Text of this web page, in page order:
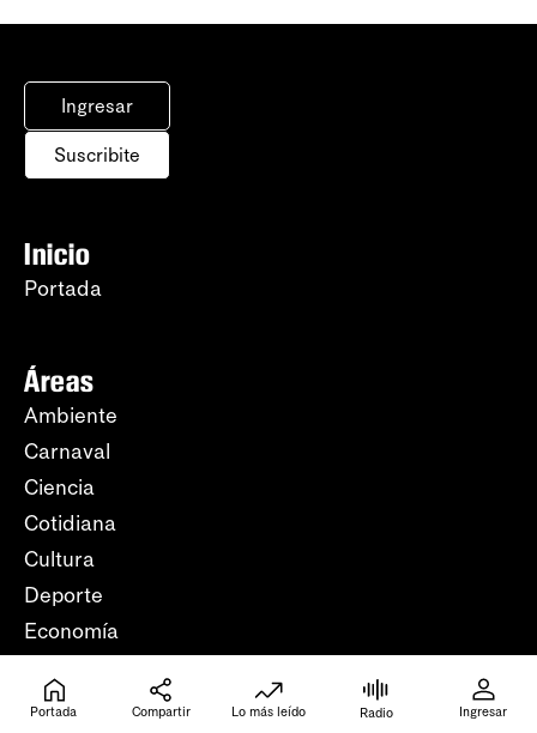
Ingresar
Suscribite
Inicio
Portada
Áreas
Ambiente
Carnaval
Ciencia
Cotidiana
Cultura
Deporte
Economía
Feminismos
Portada Compartir Lo más leído Radio Ingresar